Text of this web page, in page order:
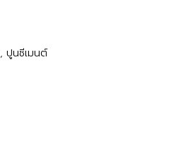
, ปูนซีเมนต์